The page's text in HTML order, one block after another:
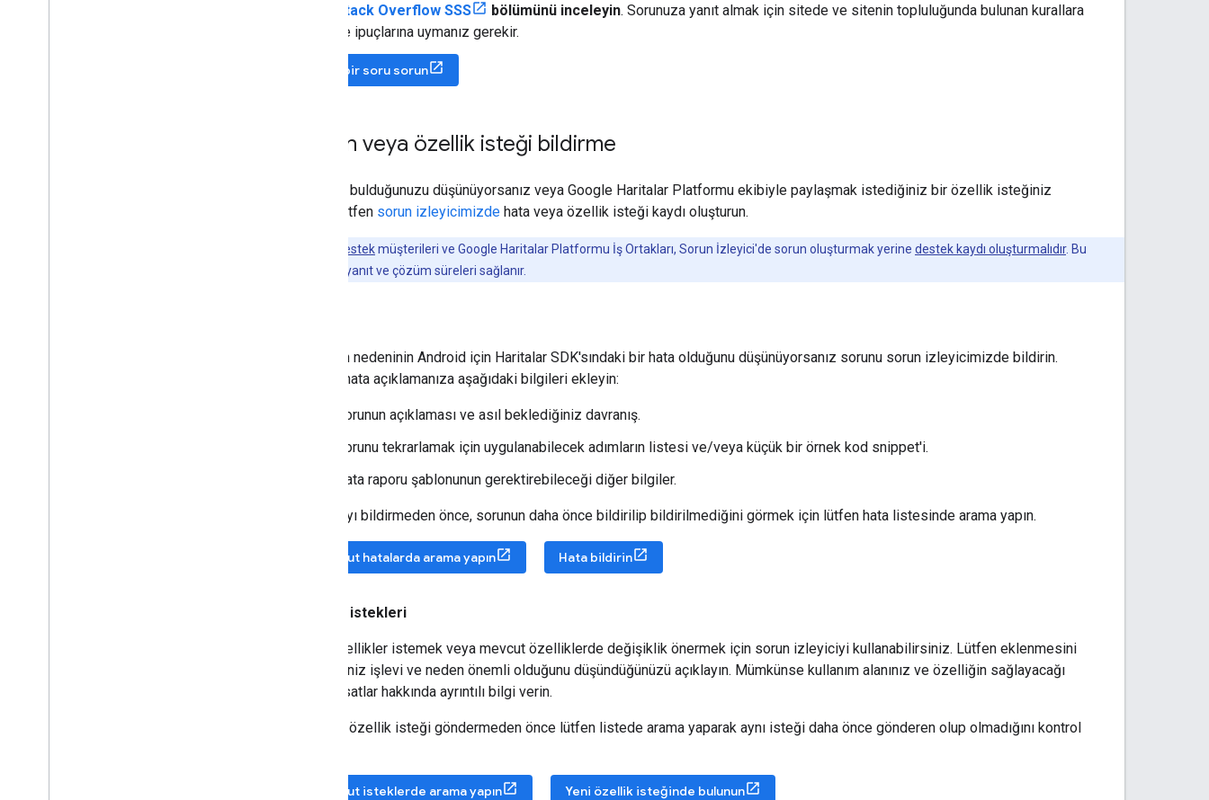
Stack Overflow SSS bölümünü inceleyin. Sorunuza yanıt almak için sitede ve sitenin topluluğunda bulunan kurallara
ve ipuçlarına uymanız gerekir.
Yeni bir soru sorun
Sorun veya özellik isteği bildirme
Bir hata bulduğunuzu düşünüyorsanız veya Google Haritalar Platformu ekibiyle paylaşmak istediğiniz bir özellik isteğiniz
varsa lütfen sorun izleyicimizde hata veya özellik isteği kaydı oluşturun.
Gelişmiş Destekmüşterileri ve Google Haritalar Platformu İş Ortakları, Sorun İzleyici'de sorun oluşturmak yerine destek kaydı oluşturmalıdır. Bu
sayede yeterli yanıt ve çözüm süreleri sağlanır.
Sorunun nedeninin Android için Haritalar SDK'sındaki bir hata olduğunu düşünüyorsanız sorunu sorun izleyicimizde bildirin.
Lütfen hata açıklamanıza aşağıdaki bilgileri ekleyin:
Sorunun açıklaması ve asıl beklediğiniz davranış.
Sorunu tekrarlamak için uygulanabilecek adımların listesi ve/veya küçük bir örnek kod snippet'i.
Hata raporu şablonunun gerektirebileceği diğer bilgiler.
Bir hatayı bildirmeden önce, sorunun daha önce bildirilip bildirilmediğini görmek için lütfen hata listesinde arama yapın.
Mevcut hatalarda arama yapın Hata bildirin
Özellik istekleri
Yeni özellikler istemek veya mevcut özelliklerde değişiklik önermek için sorun izleyiciyi kullanabilirsiniz. Lütfen eklenmesini
istediğiniz işlevi ve neden önemli olduğunu düşündüğünüzü açıklayın. Mümkünse kullanım alanınız ve özelliğin sağlayacağı
yeni fırsatlar hakkında ayrıntılı bilgi verin.
Yeni bir özellik isteği göndermeden önce lütfen listede arama yaparak aynı isteği daha önce gönderen olup olmadığını kontrol
Mevcut isteklerde arama yapın Yeni özellik isteğinde bulunun